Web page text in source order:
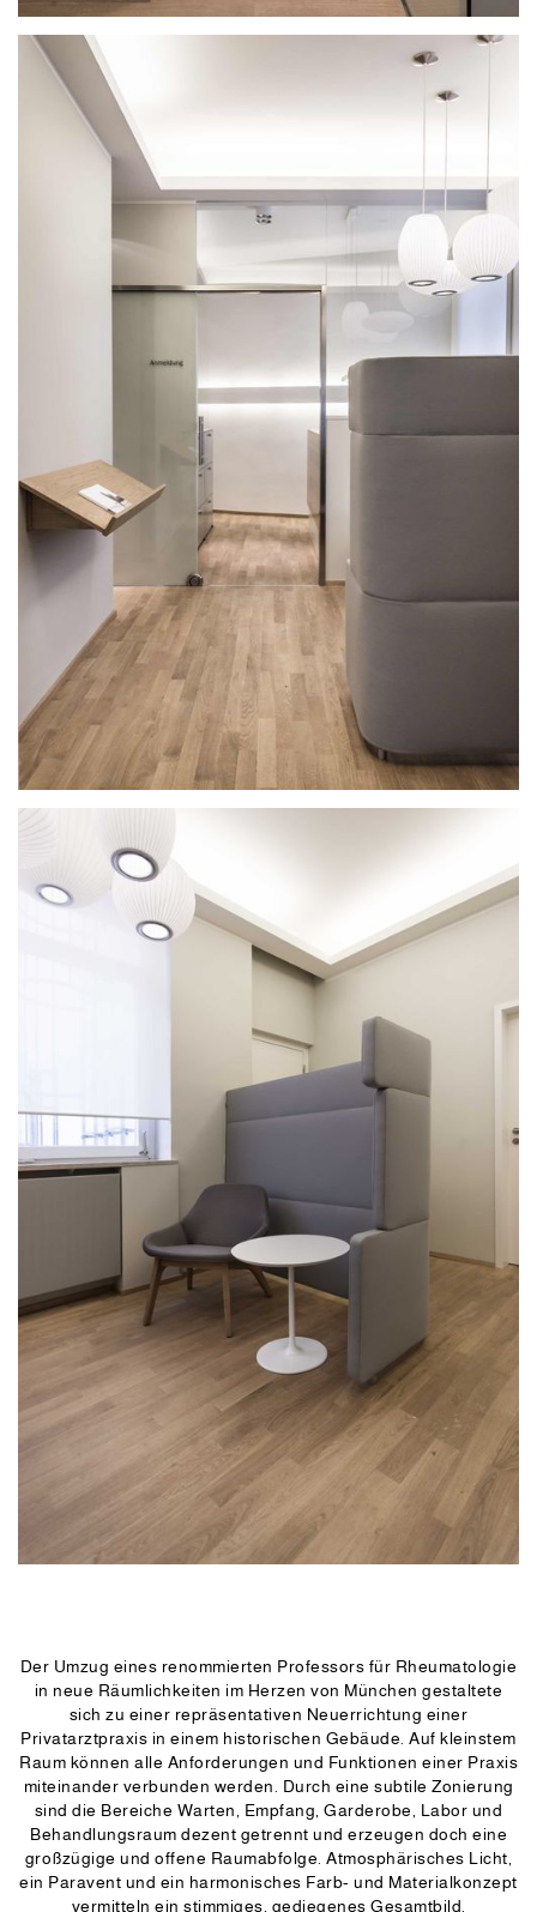
Der Umzug eines renommierten Professors für Rheumatologie
in neue Räumlichkeiten im Herzen von München gestaltete
sich zu einer repräsentativen Neuerrichtung einer
Privatarztpraxis in einem historischen Gebäude. Auf kleinstem
Raum können alle Anforderungen und Funktionen einer Praxis
miteinander verbunden werden. Durch eine subtile Zonierung
sind die Bereiche Warten, Empfang, Garderobe, Labor und
Behandlungsraum dezent getrennt und erzeugen doch eine
großzügige und offene Raumabfolge. Atmosphärisches Licht,
ein Paravent und ein harmonisches Farb- und Materialkonzept
vermitteln ein stimmiges, gediegenes Gesamtbild.